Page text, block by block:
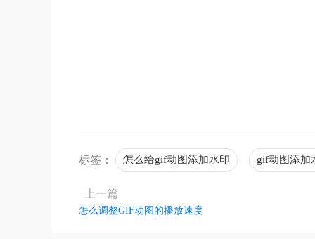
标签： 怎么给gif动图添加水印 gif动图添加
上一篇
怎么调整GIF动图的播放速度